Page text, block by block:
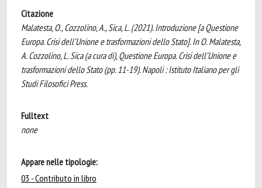
Citazione
Malatesta, O., Cozzolino, A., Sica, L. (2021). Introduzione [a Questione
Europa. Crisi dell’Unione e trasformazioni dello Stato]. In O. Malatesta,
A. Cozzolino, L. Sica (a cura di), Questione Europa. Crisi dell’Unione e
trasformazioni dello Stato (pp. 11-19). Napoli : Istituto Italiano per gli
Studi Filosofici Press.
Fulltext
none
Appare nelle tipologie:
03 - Contributo in libro